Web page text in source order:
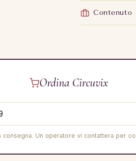
Contenuto
Ordina Circuvix
consegna. Un operatore vi contattera per